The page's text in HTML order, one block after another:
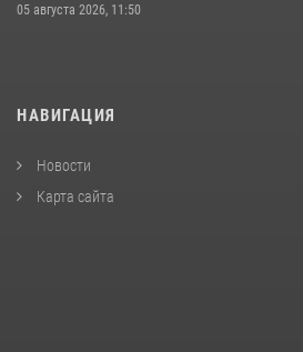
05 августа 2026, 11:50
НАВИГАЦИЯ
Новости
Карта сайта